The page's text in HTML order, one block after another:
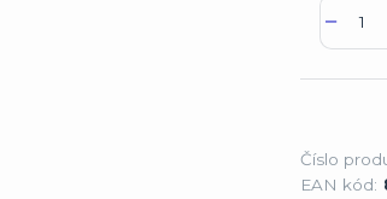
Číslo
EAN kód: